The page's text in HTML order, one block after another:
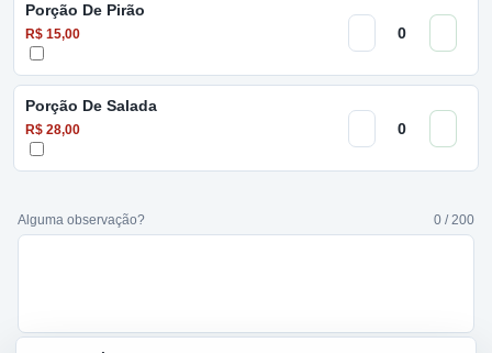
Porção De Pirão
R$ 15,00
Porção De Salada
R$ 28,00
Alguma observação? 0 / 200